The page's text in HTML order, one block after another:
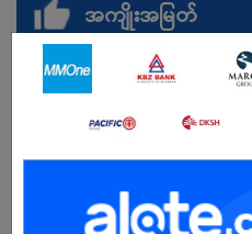
အကျိုးအမြတ်
နှစ်စဉ်ဘောနပ်စ်